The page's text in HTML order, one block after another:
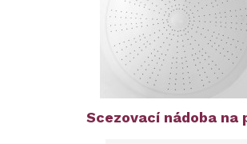
Scezovací nádoba na